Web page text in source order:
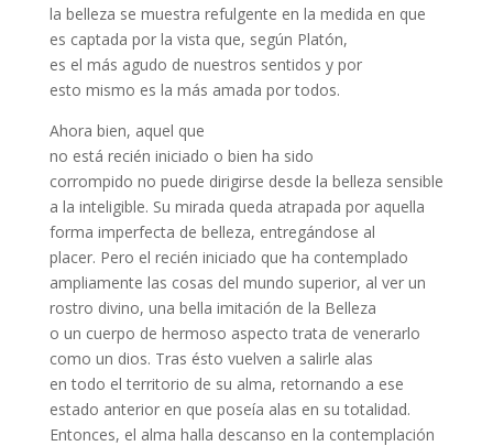
la belleza se muestra refulgente en la medida en que
es captada por la vista que, según Platón,
es el más agudo de nuestros sentidos y por
esto mismo es la más amada por todos.
Ahora bien, aquel que
no está recién iniciado o bien ha sido
corrompido no puede dirigirse desde la belleza sensible
a la inteligible. Su mirada queda atrapada por aquella
forma imperfecta de belleza, entregándose al
placer. Pero el recién iniciado que ha contemplado
ampliamente las cosas del mundo superior, al ver un
rostro divino, una bella imitación de la Belleza
o un cuerpo de hermoso aspecto trata de venerarlo
como un dios. Tras ésto vuelven a salirle alas
en todo el territorio de su alma, retornando a ese
estado anterior en que poseía alas en su totalidad.
Entonces, el alma halla descanso en la contemplación